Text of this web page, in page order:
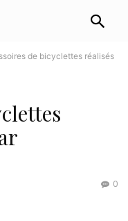
de bicyclettes réalisés
0